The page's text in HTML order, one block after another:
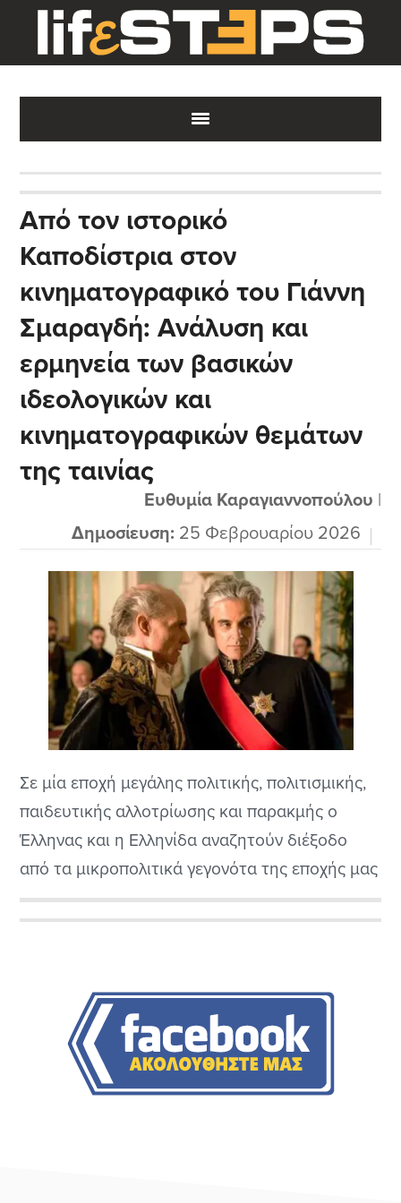
main
content
primary
sidebar
footer
Από τον ιστορικό
Καποδίστρια στον
κινηματογραφικό του Γιάννη
Σμαραγδή: Ανάλυση και
ερμηνεία των βασικών
ιδεολογικών και
κινηματογραφικών θεμάτων
της ταινίας
Ευθυμία Καραγιαννοπούλου |
Δημοσίευση: 25 Φεβρουαρίου 2026
Σε μία εποχή μεγάλης πολιτικής, πολιτισμικής,
παιδευτικής αλλοτρίωσης και παρακμής ο
Έλληνας και η Ελληνίδα αναζητούν διέξοδο
από τα μικροπολιτικά γεγονότα της εποχής μας
και τους φαιδρούς πολιτικάντηδες που
κυβερνούν τούτο τον τόπο τα τελευταία (και
διαδεδομένη η αντίληψη ότι οι πραγματικά
ζωντανοί στην...
Πλευρική
Στήλη